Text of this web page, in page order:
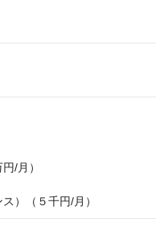
/月）
）（５千円/月）